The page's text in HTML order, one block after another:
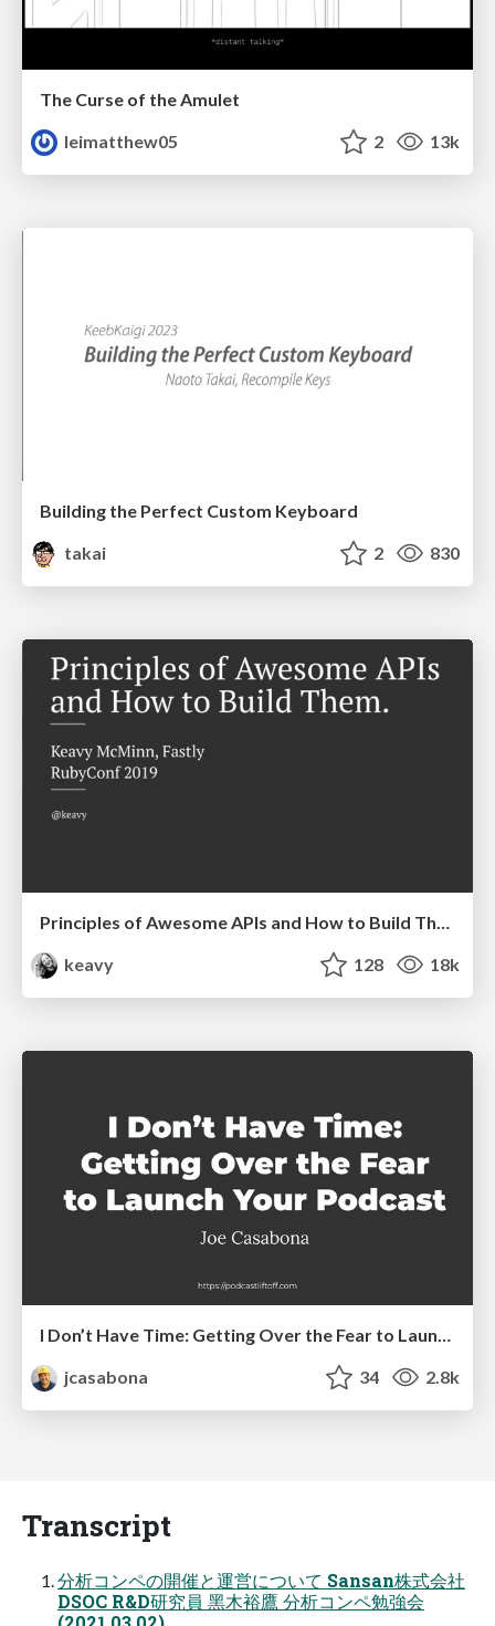
The Curse of the Amulet
leimatthew05
2 13k
Building the Perfect Custom Keyboard
takai
2 830
Principles of Awesome APIs and How to Build Them.
keavy
128 18k
jcasabona
34 2.8k
Transcript
分析コンペの開催と運営について Sansan株式会社
DSOC R&D研究員 ⿊⽊裕鷹 分析コンペ勉強会